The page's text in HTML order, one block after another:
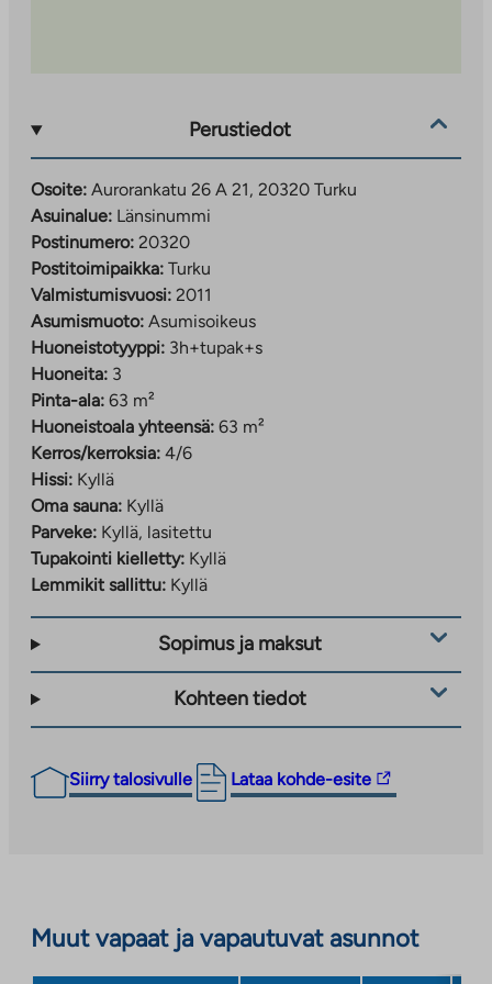
Perustiedot
Osoite: Aurorankatu 26 A 21, 20320 Turku
Asuinalue: Länsinummi
Postinumero: 20320
Postitoimipaikka: Turku
Valmistumisvuosi: 2011
Asumismuoto: Asumisoikeus
Huoneistotyyppi: 3h+tupak+s
Huoneita: 3
Pinta-ala: 63 m²
Huoneistoala yhteensä: 63 m²
Kerros/kerroksia: 4/6
Hissi: Kyllä
Oma sauna: Kyllä
Parveke: Kyllä, lasitettu
Tupakointi kielletty: Kyllä
Lemmikit sallittu: Kyllä
Sopimus ja maksut
Kohteen tiedot
Siirry talosivulle Lataa kohde-esite
Linkki
uuteen
Muut vapaat ja vapautuvat asunnot